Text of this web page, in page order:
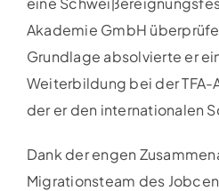
Akademie GmbH
Grundlage absolvierte er
Weiterbildung bei der
der er den internationalen
Dank der engen
Migrationsteam des